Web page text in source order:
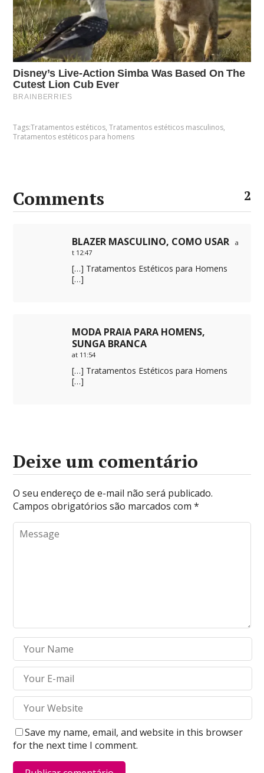
Tags:Tratamentos estéticos,Tratamentos estéticos masculinos,
Tratamentos estéticos para homens
Comments 2
BLAZER MASCULINO, COMO USAR
a
t 12:47
[…] Tratamentos Estéticos para Homens
[…]
MODA PRAIA PARA HOMENS,
SUNGA BRANCA
at 11:54
[…] Tratamentos Estéticos para Homens
[…]
Deixe um comentário
O seu endereço de e-mail não será publicado.
Campos obrigatórios são marcados com*
Save my name, email, and website in this browser
for the next time I comment.